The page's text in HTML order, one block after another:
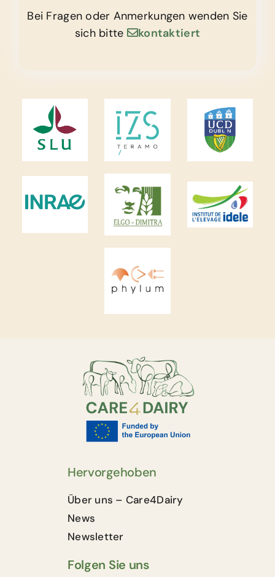
Bei Fragen oder Anmerkungen wenden Sie
sich bitte
kontaktiert
Hervorgehoben
Über uns – Care4Dairy
News
Newsletter
Folgen Sie uns